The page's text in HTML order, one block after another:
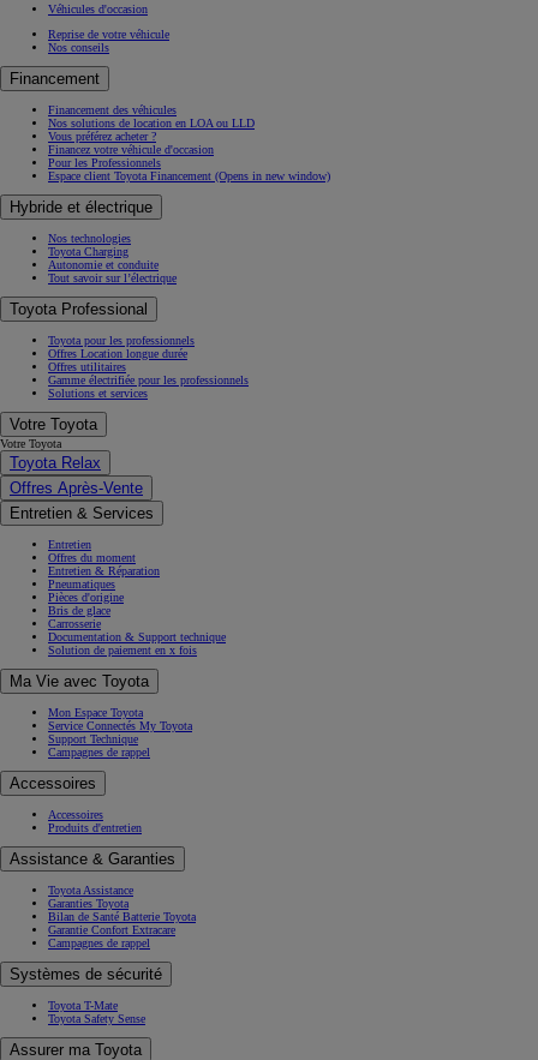
Véhicules d'occasion
Reprise de votre véhicule
Nos conseils
Financement
Financement des véhicules
Nos solutions de location en LOA ou LLD
Vous préférez acheter ?
Financez votre véhicule d'occasion
Pour les Professionnels
Espace client Toyota Financement (Opens in new window)
Hybride et électrique
Nos technologies
Toyota Charging
Autonomie et conduite
Tout savoir sur l’électrique
Toyota Professional
Toyota pour les professionnels
Offres Location longue durée
Offres utilitaires
Gamme électrifiée pour les professionnels
Solutions et services
Votre Toyota
Votre Toyota
Toyota Relax
Offres Après-Vente
Entretien & Services
Entretien
Offres du moment
Entretien & Réparation
Pneumatiques
Pièces d'origine
Bris de glace
Carrosserie
Documentation & Support technique
Solution de paiement en x fois
Ma Vie avec Toyota
Mon Espace Toyota
Service Connectés My Toyota
Support Technique
Campagnes de rappel
Accessoires
Accessoires
Produits d'entretien
Assistance & Garanties
Toyota Assistance
Garanties Toyota
Bilan de Santé Batterie Toyota
Garantie Confort Extracare
Campagnes de rappel
Systèmes de sécurité
Toyota T-Mate
Toyota Safety Sense
Assurer ma Toyota